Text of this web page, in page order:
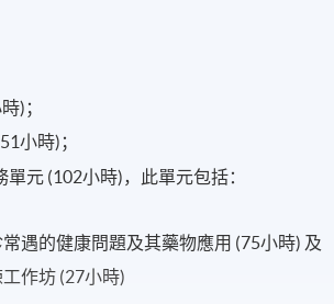
)；
小時)；
元 (102小時)，此單元包括：
遇的健康問題及其藥物應用 (75小時) 及
作坊 (27小時)